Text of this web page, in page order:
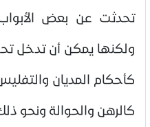
تحدثت عن بعض الأبواب
ولكنها يمكن أن تدخل تحت
كأحكام المديان
كالرهن والحوالة ونحو ذلك.